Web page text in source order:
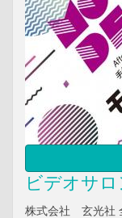
ビデオサ
株式会社 玄光社